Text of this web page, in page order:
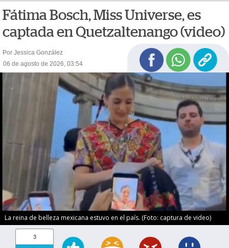
Fátima Bosch, Miss Universe, es
captada en Quetzaltenango (video)
Por Jessica González
06 de agosto de 2026, 03:54
La reina de belleza mexicana estuvo en el país. (Foto: captura de video)
3